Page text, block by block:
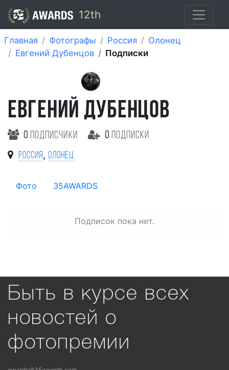
12th
Главная Фотографы Россия
Олонец
Евгений Дубенцов
Подписки
ЕВГЕНИЙ ДУБЕНЦОВ
0 подписчики 0 подписки
Россия , Олонец
Фото 35AWARDS
Подписок пока нет.
Быть в курсе всех
новостей о
фотопремии